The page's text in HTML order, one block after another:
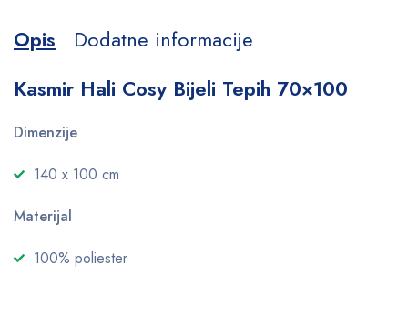
Opis
Dodatne informacije
Kasmir Hali Cosy Bijeli Tepih 70×100
Dimenzije
140 x 100 cm
Materijal
100% poliester